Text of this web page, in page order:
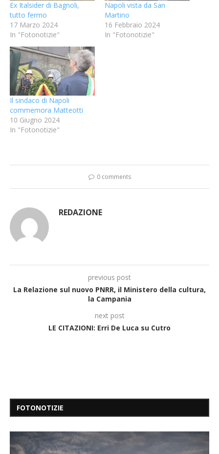
Ex Italsider di Bagnoli,
tutto fermo
17 Marzo 2024
In "Fotonotizie"
Napoli vista da San
Martino
16 Febbraio 2024
In "Fotonotizie"
Il sindaco di Napoli
commemora Matteotti
10 Giugno 2024
In "Fotonotizie"
0 comments
REDAZIONE
previous post
La Relazione sul nuovo PNRR, il Ministero della cultura,
la Campania
next post
LE CITAZIONI: Erri De Luca su Cutro
FOTONOTIZIE